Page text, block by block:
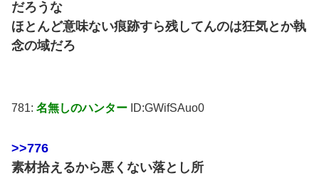
だろうな
ほとんど意味ない痕跡すら残してんのは狂気とか執
念の域だろ
781: 名無しのハンター ID:GWifSAuo0
>>776
素材拾えるから悪くない落とし所